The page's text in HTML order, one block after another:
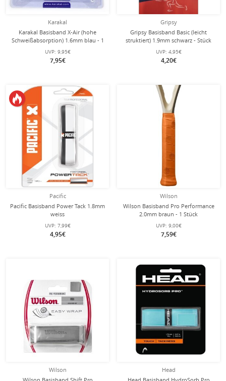
Karakal
Karakal Basisband X-Air (hohe
Schweißabsorption) 1.6mm blau - 1
Stück
UVP: 9,95€
7,95€
Gripsy
Gripsy Basisband Basic (leicht
struktiert) 1.9mm schwarz - Stück
UVP: 4,95€
4,20€
Pacific
Pacific Basisband Power Tack 1.8mm
weiss
UVP: 7,99€
4,95€
Wilson
Wilson Basisband Pro Performance
2.0mm braun - 1 Stück
UVP: 9,00€
7,59€
Wilson
Head